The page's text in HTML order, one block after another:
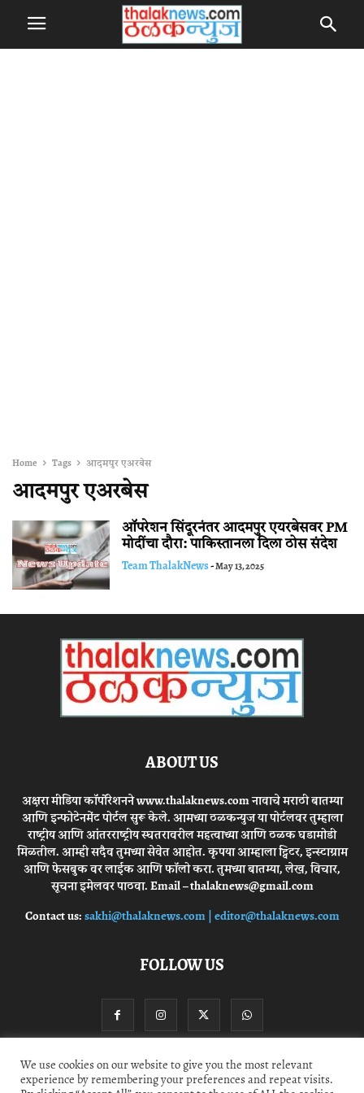
Home Tags आदमपुर एअरबेस
आदमपुर एअरबेस
ऑपरेशन सिंदूरनंतर आदमपुर एयरबेसवर PM
मोदींचा दौरा: पाकिस्तानला दिला ठोस संदेश
Team ThalakNews-May 13, 2025
ABOUT US
अक्षरा मीडिया कॉर्पोरेशनने www.thalaknews.com नावाचे मराठी बातम्या
आणि इन्फोटेनमेंट पोर्टल सुरू केले. आमच्या ठळकन्युज या पोर्टलवर तुम्हाला
राष्ट्रीय आणि आंतरराष्ट्रीय स्घतरावरील महत्वाच्या आणि ठळक घडामोडी
मिळतील. आम्ही सदैव तुमच्या सेवेत आहोत. कृपया आम्हाला ट्विटर, इन्स्टाग्राम
आणि फेसबुक वर लाईक आणि फॉलो करा. तुमच्या बातम्या, लेख, विचार,
सूचना इमेलवर पाठवा. Email – thalaknews@gmail.com
Contact us:sakhi@thalaknews.com | editor@thalaknews.com
FOLLOW US
Privacy Policy Contact Us
We use cookies on our website to give you the most relevant
experience by remembering your preferences and repeat visits.